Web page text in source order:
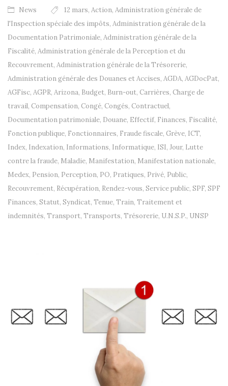
News 12 mars, Action, Administration générale de
l'Inspection spéciale des impôts, Administration générale de la
Documentation Patrimoniale, Administration générale de la
Fiscalité, Administration générale de la Perception et du
Recouvrement, Administration générale de la Trésorerie,
Administration générale des Douanes et Accises, AGDA, AGDocPat,
AGFisc, AGPR, Arizona, Budget, Burn-out, Carrières, Charge de
travail, Compensation, Congé, Congés, Contractuel,
Documentation patrimoniale, Douane, Effectif, Finances, Fiscalité,
Fonction publique, Fonctionnaires, Fraude fiscale, Grève, ICT,
Index, Indexation, Informations, Informatique, ISI, Jour, Lutte
contre la fraude, Maladie, Manifestation, Manifestation nationale,
Medex, Pension, Perception, PO, Pratiques, Privé, Public,
Recouvrement, Récupération, Rendez-vous, Service public, SPF, SPF
Finances, Statut, Syndicat, Tenue, Train, Traitement et
indemnités, Transport, Transports, Trésorerie, U.N.S.P., UNSP